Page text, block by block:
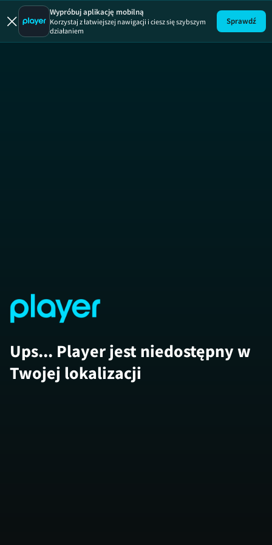
Ostre cięcie
Wypróbuj aplikację mobilną
Korzystaj z łatwiejszej nawigacji i ciesz się szybszym
działaniem
Sprawdź
Ups... Player jest niedostępny w
Twojej lokalizacji